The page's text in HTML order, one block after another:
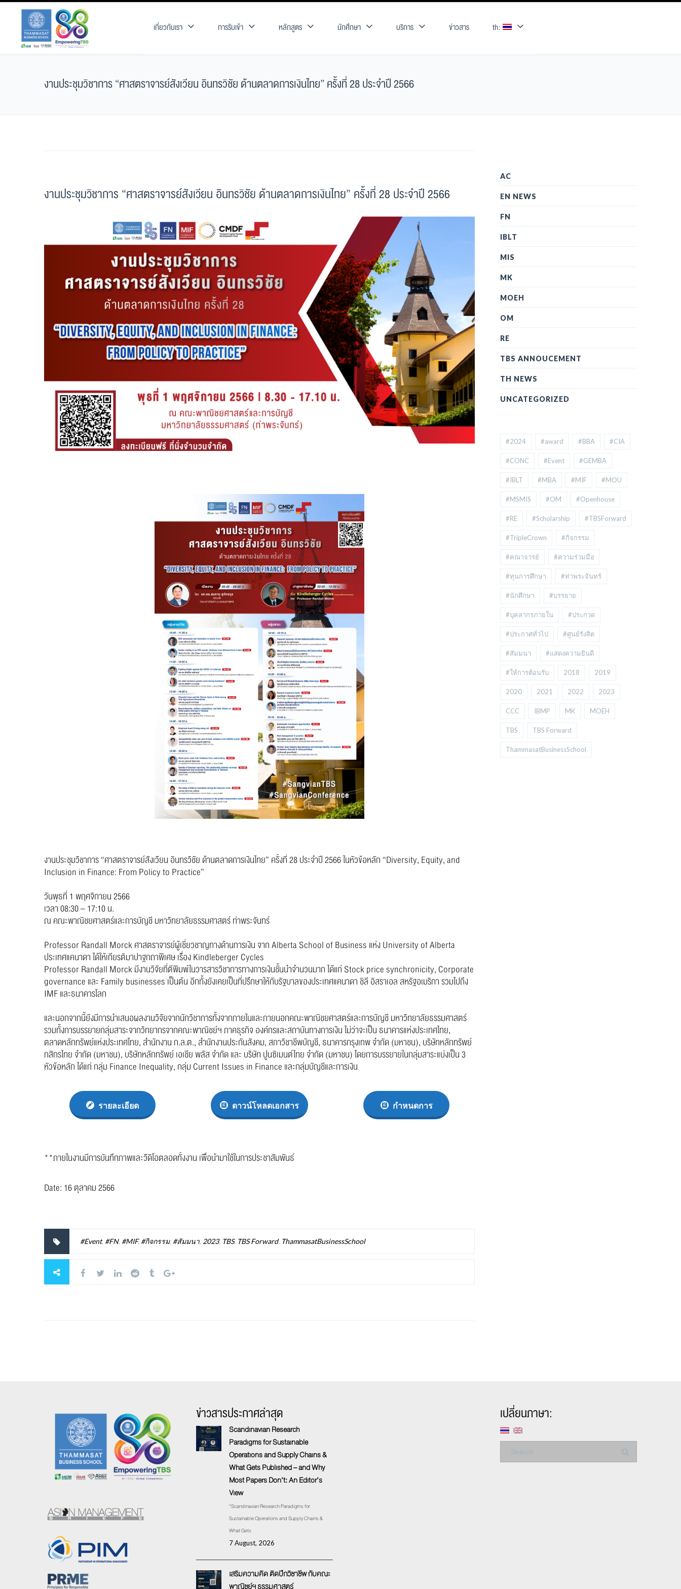
เกี่ยวกับเรา การรับเข้า หลักสูตร นักศึกษา บริการ ข่าวสาร th:
งานประชุมวิชาการ “ศาสตราจารย์สังเวียน อินทรวิชัย ด้านตลาดการเงินไทย” ครั้งที่ 28 ประจำปี 2566
งานประชุมวิชาการ “ศาสตราจารย์สังเวียน อินทรวิชัย ด้านตลาดการเงินไทย” ครั้งที่ 28 ประจำปี 2566
งานประชุมวิชาการ “ศาสตราจารย์สังเวียน อินทรวิชัย ด้านตลาดการเงินไทย” ครั้งที่ 28 ประจำปี 2566 ในหัวข้อหลัก “Diversity, Equity, and
Inclusion in Finance: From Policy to Practice”
วันพุธที่ 1 พฤศจิกายน 2566
เวลา 08:30 – 17:10 น.
ณ คณะพาณิชยศาสตร์และการบัญชี มหาวิทยาลัยธรรมศาสตร์ ท่าพระจันทร์
Professor Randall Morck ศาสตราจารย์ผู้เชี่ยวชาญทางด้านการเงิน จาก Alberta School of Business แห่ง University of Alberta
ประเทศแคนาดา ได้ให้เกียรติมาปาฐกถาพิเศษ เรื่อง Kindleberger Cycles
Professor Randall Morck มีงานวิจัยที่ตีพิมพ์ในวารสารวิชาการทางการเงินชั้นนำจำนวนมาก ได้แก่ Stock price synchronicity, Corporate
governance และ Family businesses เป็นต้น อีกทั้งยังเคยเป็นที่ปรึกษาให้กับรัฐบาลของประเทศแคนาดา ชิลี อิสราเอล สหรัฐอเมริกา รวมไปถึง
IMF และธนาคารโลก
และนอกจากนี้ยังมีการนำเสนอผลงานวิจัยจากนักวิชาการทั้งจากภายในและภายนอกคณะพาณิชยศาสตร์และการบัญชี มหาวิทยาลัยธรรมศาสตร์
รวมทั้งการบรรยายกลุ่มสาระจากวิทยากรจากคณะพาณิชย์ฯ ภาคธุรกิจ องค์กรและสถาบันทางการเงิน ไม่ว่าจะเป็น ธนาคารแห่งประเทศไทย,
ตลาดหลักทรัพย์แห่งประเทศไทย, สำนักงาน ก.ล.ต., สำนักงานประกันสังคม, สภาวิชาชีพบัญชี, ธนาคารกรุงเทพ จำกัด (มหาชน), บริษัทหลักทรัพย์
กสิกรไทย จำกัด (มหาชน), บริษัทหลักทรัพย์ เอเชีย พลัส จํากัด และ บริษัท ปูนซิเมนต์ไทย จำกัด (มหาชน) โดยการบรรยายในกลุ่มสาระแบ่งเป็น 3
หัวข้อหลัก ได้แก่ กลุ่ม Finance Inequality, กลุ่ม Current Issues in Finance และกลุ่มบัญชีและการเงิน
รายละเอียด ดาวน์โหลดเอกสาร กำหนดการ
**ภายในงานมีการบันทึกภาพและวีดิโอตลอดทั้งงาน เพื่อนำมาใช้ในการประชาสัมพันธ์
Date: 16 ตุลาคม 2566
#Event, #FN, #MIF, #กิจกรรม, #สัมมนา, 2023, TBS, TBS Forward, ThammasatBusinessSchool
AC
EN NEWS
FN
IBLT
MIS
MK
MOEH
OM
RE
TBS ANNOUCEMENT
TH NEWS
UNCATEGORIZED
#2024 #award #BBA #CIA
#CONC #Event #GEMBA
#IBLT #MBA #MIF #MOU
#MSMIS #OM #Openhouse
#RE #Scholarship #TBSForward
#TripleCrown #กิจกรรม
#คณาจารย์ #ความร่วมมือ
#ทุนการศึกษา #ท่าพระจันทร์
#นักศึกษา #บรรยาย
#บุคลากรภายใน #ประกวด
#ประกาศทั่วไป #ศูนย์รังสิต
#สัมมนา #แสดงความยินดี
#ให้การต้อนรับ 2018 2019
2020 2021 2022 2023
CCC IBMP MK MOEH
TBS TBS Forward
ThammasatBusinessSchool
ข่าวสารประกาศล่าสุด
Scandinavian Research
Paradigms for Sustainable
Operations and Supply Chains &
What Gets Published – and Why
Most Papers Don’t: An Editor’s
View
“Scandinavian Research Paradigms for
Sustainable Operations and Supply Chains &
What Gets
7 August, 2026
เสริมความคิด ติดปีกวิชาชีพ กับคณะ
พาณิชย์ฯ ธรรมศาสตร์
เปลี่ยนภาษา: